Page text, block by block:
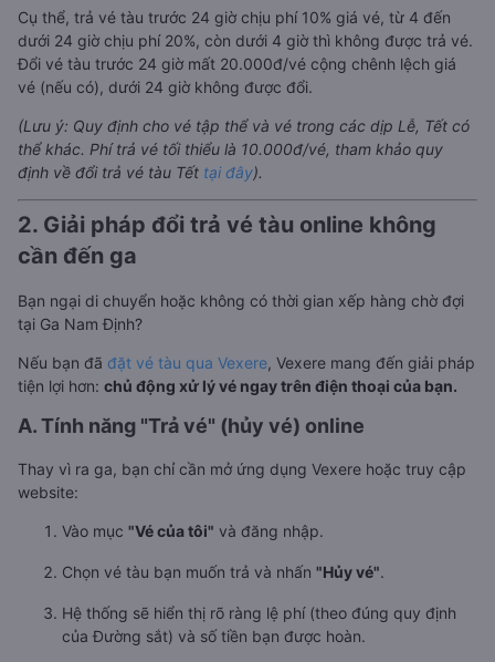
Cụ thể, trả vé tàu trước 24 giờ chịu phí 10% giá vé, từ 4 đến
dưới 24 giờ chịu phí 20%, còn dưới 4 giờ thì không được trả vé.
Đổi vé tàu trước 24 giờ mất 20.000đ/vé cộng chênh lệch giá
vé (nếu có), dưới 24 giờ không được đổi.
(Lưu ý: Quy định cho vé tập thể và vé trong các dịp Lễ, Tết có
thể khác. Phí trả vé tối thiểu là 10.000đ/vé, tham khảo quy
định về đổi trả vé tàu Tết tại đây).
2. Giải pháp đổi trả vé tàu online không
cần đến ga
Bạn ngại di chuyển hoặc không có thời gian xếp hàng chờ đợi
tại Ga Nam Định?
Nếu bạn đã đặt vé tàu qua Vexere, Vexere mang đến giải pháp
tiện lợi hơn: chủ động xử lý vé ngay trên điện thoại của bạn.
A. Tính năng "Trả vé" (hủy vé) online
Thay vì ra ga, bạn chỉ cần mở ứng dụng Vexere hoặc truy cập
website:
Vào mục "Vé của tôi" và đăng nhập.
Chọn vé tàu bạn muốn trả và nhấn "Hủy vé".
Hệ thống sẽ hiển thị rõ ràng lệ phí (theo đúng quy định
của Đường sắt) và số tiền bạn được hoàn.